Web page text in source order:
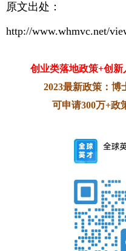
原文出处：
http://www.whmvc.net/
创业类落地政策+创
2023最新政策：博
可申请300万+政